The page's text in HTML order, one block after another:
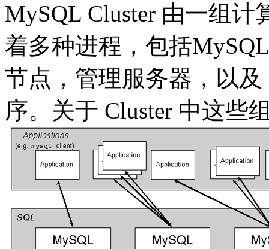
MySQL Cluster 由一组
着多种进程，包括
节点，管理服务器，以
序。关于 Cluster 中这些